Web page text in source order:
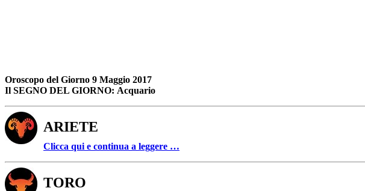
Oroscopo del Giorno 9 Maggio 2017
Il SEGNO DEL GIORNO: Acquario
ARIETE
Clicca qui e continua a leggere …
TORO